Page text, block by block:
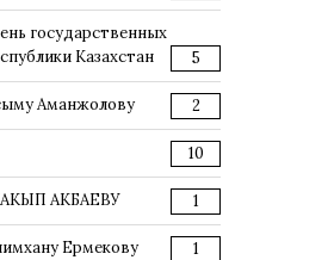
государственных
Казахстан
5
Аманжолову 2
10
АКБАЕВУ 1
Ермекову 1